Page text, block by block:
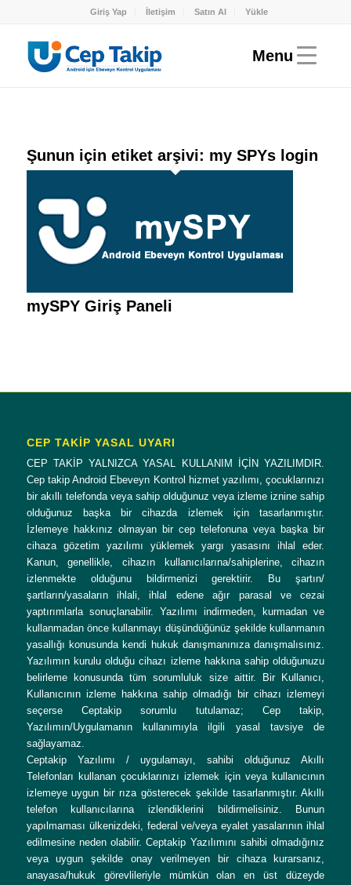
Giriş Yap İletişim Satın Al Yükle
Şunun için etiket arşivi: my SPYs login
mySPY Giriş Paneli
CEP TAKİP YASAL UYARI
CEP TAKİP YALNIZCA YASAL KULLANIM İÇİN YAZILIMDIR.
Cep takip Android Ebeveyn Kontrol hizmet yazılımı, çocuklarınızı
bir akıllı telefonda veya sahip olduğunuz veya izleme iznine sahip
olduğunuz başka bir cihazda izlemek için tasarlanmıştır.
İzlemeye hakkınız olmayan bir cep telefonuna veya başka bir
cihaza gözetim yazılımı yüklemek yargı yasasını ihlal eder.
Kanun, genellikle, cihazın kullanıcılarına/sahiplerine, cihazın
izlenmekte olduğunu bildirmenizi gerektirir. Bu şartın/
şartların/yasaların ihlali, ihlal edene ağır parasal ve cezai
yaptırımlarla sonuçlanabilir. Yazılımı indirmeden, kurmadan ve
kullanmadan önce kullanmayı düşündüğünüz şekilde kullanmanın
yasallığı konusunda kendi hukuk danışmanınıza danışmalısınız.
Yazılımın kurulu olduğu cihazı izleme hakkına sahip olduğunuzu
belirleme konusunda tüm sorumluluk size aittir. Bir Kullanıcı,
Kullanıcının izleme hakkına sahip olmadığı bir cihazı izlemeyi
seçerse Ceptakip sorumlu tutulamaz; Cep takip,
Yazılımın/Uygulamanın kullanımıyla ilgili yasal tavsiye de
sağlayamaz.
Ceptakip Yazılımı / uygulamayı, sahibi olduğunuz Akıllı
Telefonları kullanan çocuklarınızı izlemek için veya kullanıcının
izlemeye uygun bir rıza gösterecek şekilde tasarlanmıştır. Akıllı
telefon kullanıcılarına izlendiklerini bildirmelisiniz. Bunun
yapılmaması ülkenizdeki, federal ve/veya eyalet yasalarının ihlal
edilmesine neden olabilir. Ceptakip Yazılımını sahibi olmadığınız
veya uygun şekilde onay verilmeyen bir cihaza kurarsanız,
anayasa/hukuk görevlileriyle mümkün olan en üst düzeyde